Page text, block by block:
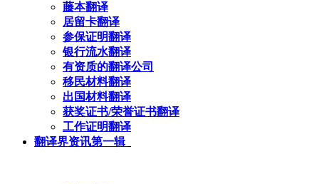
藤本翻译
居留卡翻译
参保证明翻译
银行流水翻译
有资质的翻译公司
移民材料翻译
出国材料翻译
获奖证书/荣誉证书翻译
工作证明翻译
翻译界资讯第一辑